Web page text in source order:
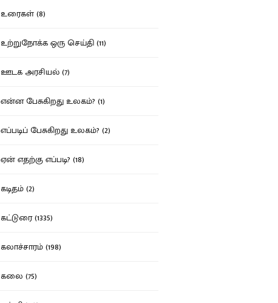
உரைகள் (8)
உற்றுநோக்க ஒரு செய்தி (11)
ஊடக அரசியல் (7)
என்ன பேசுகிறது உலகம்? (1)
எப்படிப் பேசுகிறது உலகம்? (2)
ஏன் எதற்கு எப்படி? (18)
கடிதம் (2)
கட்டுரை (1335)
கலாச்சாரம் (198)
கலை (75)